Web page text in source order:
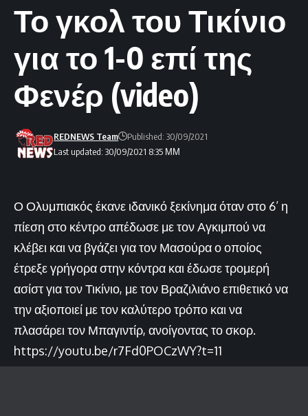
Το γκολ του Τικίνιο
για το 1-0 επί της
Φενέρ (video)
Last updated: 30/09/2021 8:35 ΜΜ
REDNEWS Team Published: 30/09/2021
Ο Ολυμπιακός έκανε ιδανικό ξεκίνημα όταν στο 6’ η
πίεση στο κέντρο απέδωσε με τον Αγκιμπού να
κλέβει και να βγάζει για τον Μασούρα ο οποίος
έτρεξε γρήγορα στην κόντρα και έδωσε τρομερή
ασίστ για τον Τικίνιο, με τον Βραζιλιάνο επιθετικό να
την αξιοποιεί με τον καλύτερο τρόπο και να
πλασάρει τον Μπαγιντίρ, ανοίγοντας το σκορ.
https://youtu.be/r7Fd0POCzWY?t=11